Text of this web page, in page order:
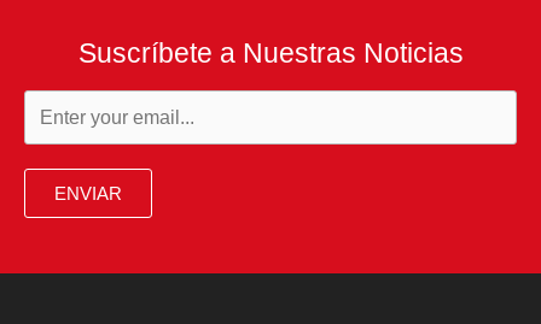
Suscríbete a Nuestras Noticias
ENVIAR